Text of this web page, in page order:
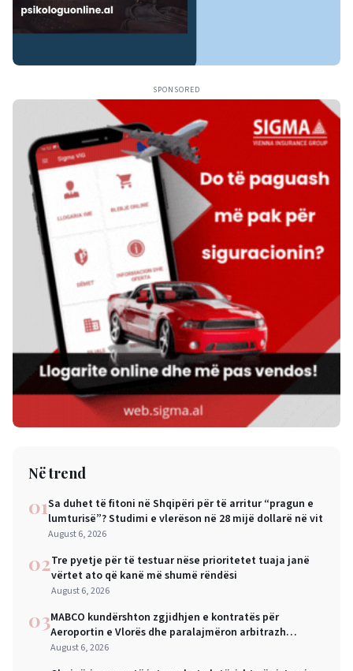
SPONSORED
Në trend
01Sa duhet të fitoni në Shqipëri për të arritur “pragun e
lumturisë”? Studimi e vlerëson në 28 mijë dollarë në vit
August 6, 2026
02Tre pyetje për të testuar nëse prioritetet tuaja janë
vërtet ato që kanë më shumë rëndësi
August 6, 2026
03MABCO kundërshton zgjidhjen e kontratës për
Aeroportin e Vlorës dhe paralajmëron arbitrazh
ndërkombëtar
August 6, 2026